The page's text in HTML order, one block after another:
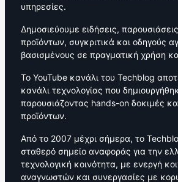
υπηρεσίες.
Δημοσιεύουμε ειδήσεις,
προϊόντων, συγκριτικά και οδηγούς
βασισμένους σε πραγματική χρήση
Το YouTube κανάλι του Techblog
κανάλι τεχνολογίας που
παρουσιάζοντας hands-on δοκιμές
προϊόντων.
Από το 2007 μέχρι σήμερα, το
σταθερό σημείο αναφοράς για την
τεχνολογική κοινότητα, με ενεργή
αναγνωστών και συνεργασίες με